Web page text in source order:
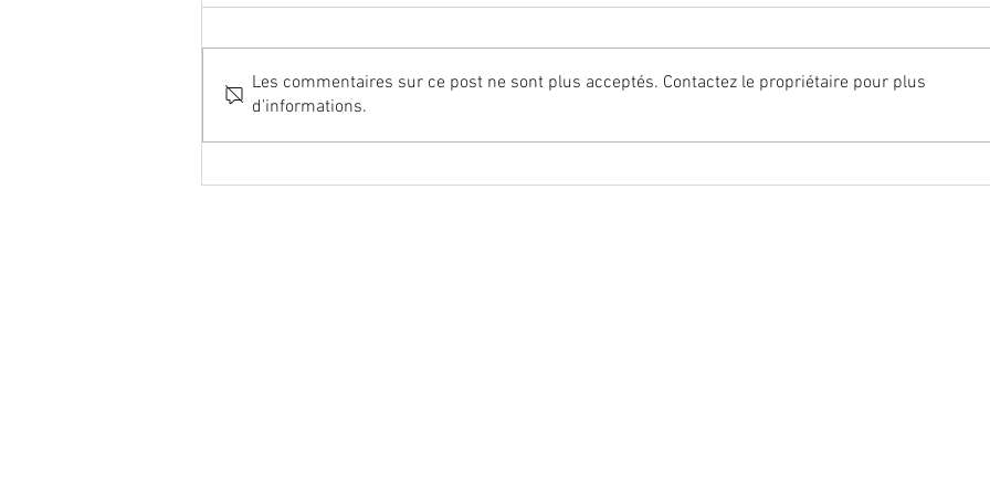
Carrefour Projet "TOP" - 3952
décision judicaire !
Carrefour condamné une
judiciaire
ILS
Les commentaires sur ce post ne sont plus acceptés. Contactez le propriétaire pour plus
d'informations.